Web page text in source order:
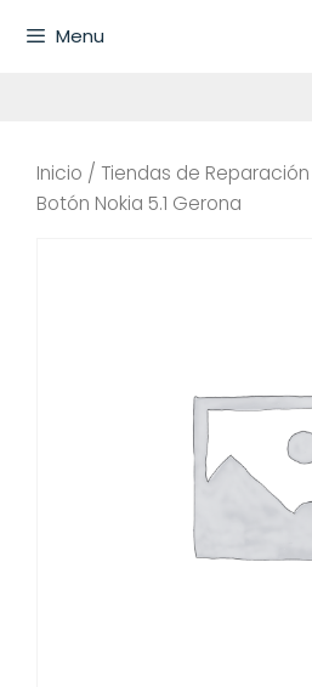
Menu
Inicio / Tiendas de
Botón Nokia 5.1 Gerona